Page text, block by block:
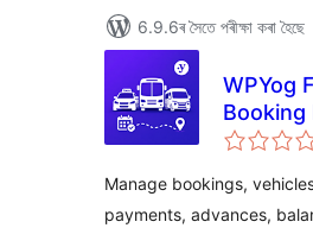
6.9.6ৰ সৈতে পৰীক্ষা কৰা হৈছে
WPYog
Booking
for Taxi,
Manage bookings,
payments, advances,